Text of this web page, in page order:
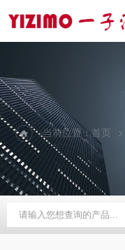
当前位置：首页